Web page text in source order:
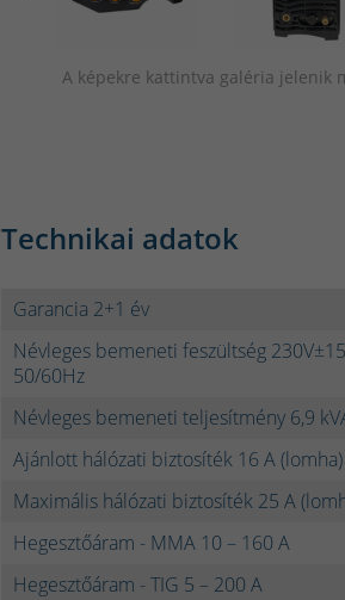
A képekre kattintva galéria jelenik
Technikai adatok
Garancia 2+1 év
Névleges bemeneti feszültség
50/60Hz
Névleges bemeneti teljesítmény 6,9
Ajánlott hálózati biztosíték 16 A (lomha)
Maximális hálózati biztosíték 25 A
Hegesztőáram - MMA 10 – 160 A
Hegesztőáram - TIG 5 – 200 A